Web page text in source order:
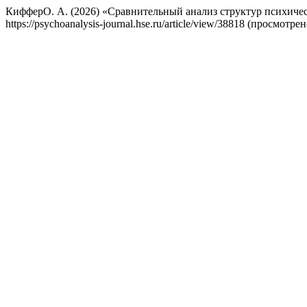
КифферО. А. (2026) «Сравнительный анализ структур
https://psychoanalysis-journal.hse.ru/article/view/38818